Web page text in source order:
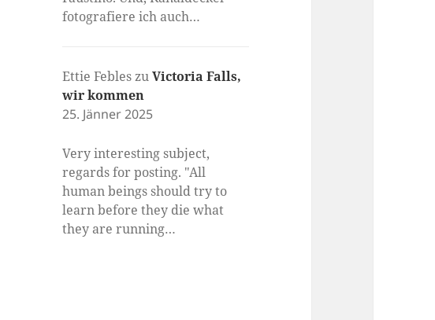
fotografiere ich auch…
Ettie FebleszuVictoria Falls,
wir kommen
25. Jänner 2025
Very interesting subject,
regards for posting. "All
human beings should try to
learn before they die what
they are running…